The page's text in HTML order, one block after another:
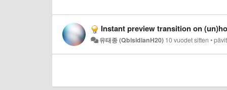
Instant preview transition on
유태종 (QbisidianH20) 10 vuodet sitten •